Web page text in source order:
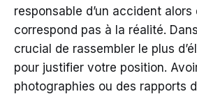
responsable d’un accident alors
correspond pas à la réalité.
crucial de rassembler le plus
pour justifier votre position.
photographies ou des rapports